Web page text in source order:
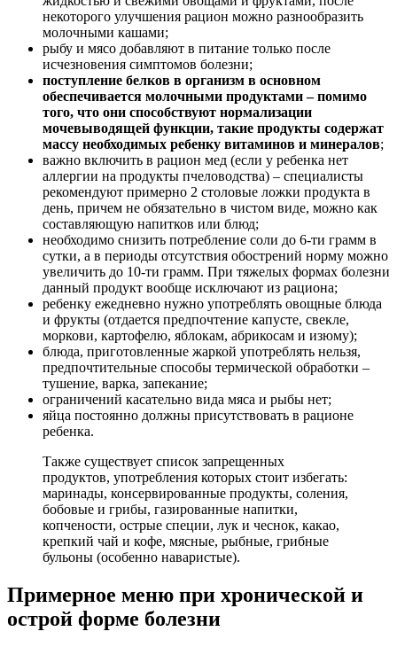
некоторого улучшения рацион можно разнообразить
молочными кашами;
рыбу и мясо добавляют в питание только после
исчезновения симптомов болезни;
поступление белков в организм в основном
обеспечивается молочными продуктами – помимо
того, что они способствуют нормализации
мочевыводящей функции, такие продукты содержат
массу необходимых ребенку витаминов и минералов;
важно включить в рацион мед (если у ребенка нет
аллергии на продукты пчеловодства) – специалисты
рекомендуют примерно 2 столовые ложки продукта в
день, причем не обязательно в чистом виде, можно как
составляющую напитков или блюд;
необходимо снизить потребление соли до 6-ти грамм в
сутки, а в периоды отсутствия обострений норму можно
увеличить до 10-ти грамм. При тяжелых формах болезни
данный продукт вообще исключают из рациона;
ребенку ежедневно нужно употреблять овощные блюда
и фрукты (отдается предпочтение капусте, свекле,
моркови, картофелю, яблокам, абрикосам и изюму);
блюда, приготовленные жаркой употреблять нельзя,
предпочтительные способы термической обработки –
тушение, варка, запекание;
ограничений касательно вида мяса и рыбы нет;
яйца постоянно должны присутствовать в рационе
ребенка.
Также существует список запрещенных
продуктов, употребления которых стоит избегать:
маринады, консервированные продукты, соления,
бобовые и грибы, газированные напитки,
копчености, острые специи, лук и чеснок, какао,
крепкий чай и кофе, мясные, рыбные, грибные
бульоны (особенно наваристые).
Примерное меню при хронической и
острой форме болезни